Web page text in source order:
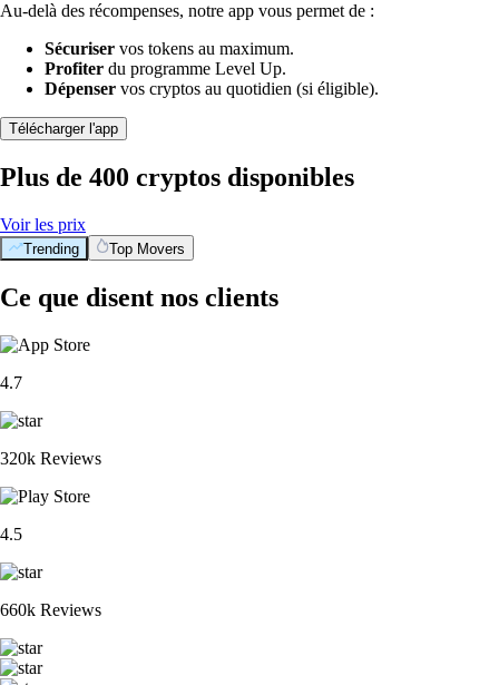
Au-delà des récompenses, notre app vous permet de :
Sécuriser vos tokens au maximum.
Profiter du programme Level Up.
Dépenser vos cryptos au quotidien (si éligible).
Télécharger l'app
Plus de 400 cryptos disponibles
Voir les prix
Trending Top Movers
Ce que disent nos clients
4.7
320k Reviews
4.5
660k Reviews